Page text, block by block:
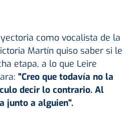
como vocalista de la
Martín quiso saber si le
etapa, a lo que Leire
"Creo que todavía no la
decir lo contrario. Al
junto a alguien".